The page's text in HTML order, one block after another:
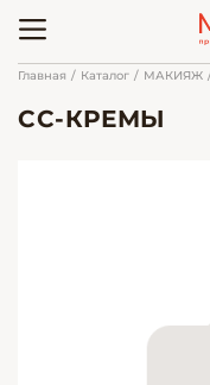
Главная Каталог МАКИЯЖ
СС-КРЕМЫ